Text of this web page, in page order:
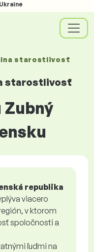
starostlivosť
starostlivosť
republika
viacero
v ktorom
spoločnosti a
ľuďmi na